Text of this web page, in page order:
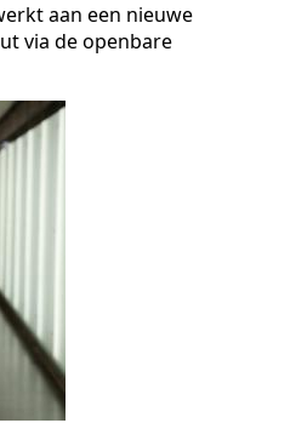
aan een nieuwe
via de openbare